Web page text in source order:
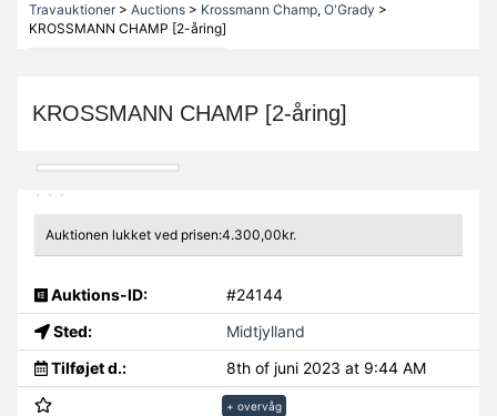
Travauktioner> Auctions> Krossmann Champ, O'Grady >
KROSSMANN CHAMP [2-åring]
KROSSMANN CHAMP [2-åring]
Auktionen lukket ved prisen:4.300,00kr.
Auktions-ID:
#24144
Sted:
Midtjylland
Tilføjet d.:
8th of juni 2023 at 9:44 AM
+ overvåg